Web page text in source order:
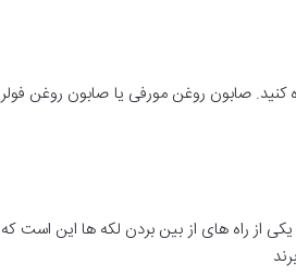
صابون روغن مورفی یا صابون روغن فولر
از راه های از بین بردن لکه ها این است که